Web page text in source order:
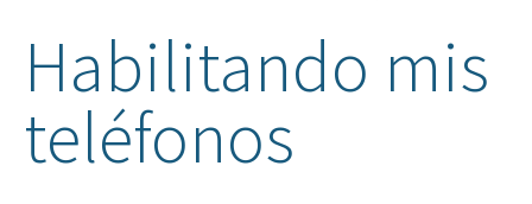
Habilitando mis
teléfonos